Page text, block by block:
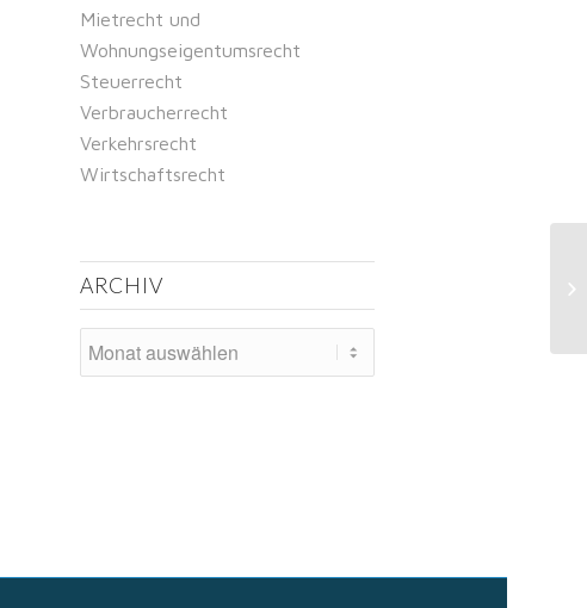
Mietrecht und
Wohnungseigentumsrecht
Steuerrecht
Verbraucherrecht
Verkehrsrecht
Wirtschaftsrecht
ARCHIV